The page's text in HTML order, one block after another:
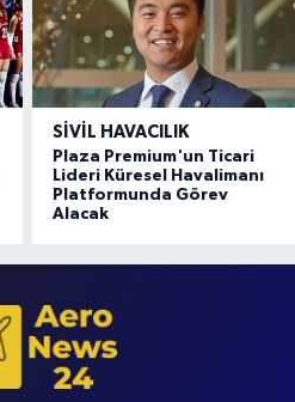
SIVIL HAVACILIK
Plaza Premium'un Ticari
Lideri Küresel Havalimanı
Platformunda Görev
Alacak